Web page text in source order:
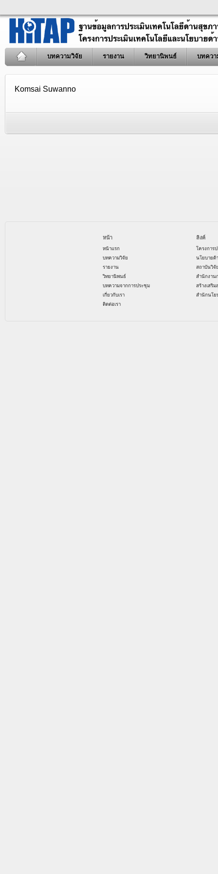
บทความวิจัย รายงาน วิทยานิพนธ์ บทควา
Komsai Suwanno
หน้า
หน้าแรก
บทความวิจัย
รายงาน
วิทยานิพนธ์
บทความจากการประชุม
เกี่ยวกับเรา
ติดต่อเรา
ลิงค์
โครงการ
นโยบายด้
สถาบันวิจั
สำนักงาน
สร้างเสริ
สำนักนโย